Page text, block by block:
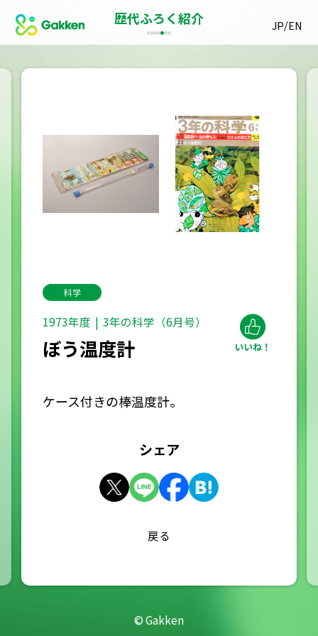
JP/EN
歴代ふろく紹介
科学
1973年度 3年の科学（6月号）
ぼう温度計
ケース付きの棒温度計。
シェア
戻る
© Gakken